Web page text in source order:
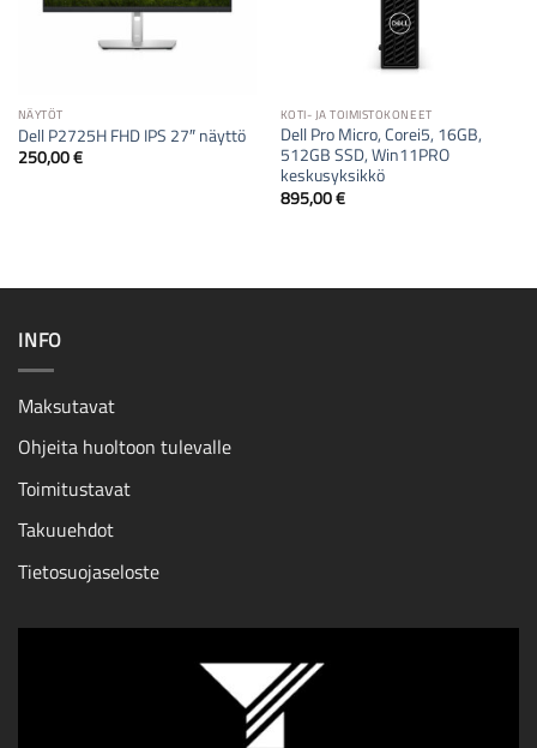
NÄYTÖT
Dell P2725H FHD IPS 27″ näyttö
250,00€
KOTI- JA TOIMISTOKONEET
Dell Pro Micro, Corei5, 16GB,
512GB SSD, Win11PRO
keskusyksikkö
895,00€
INFO
Maksutavat
Ohjeita huoltoon tulevalle
Toimitustavat
Takuuehdot
Tietosuojaseloste